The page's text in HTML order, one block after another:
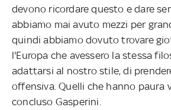
devono ricordare questo e dare
abbiamo mai avuto mezzi per
quindi abbiamo dovuto trovare
l'Europa che avessero la stessa
adattarsi al nostro stile, di
offensiva. Quelli che hanno paura
concluso Gasperini.